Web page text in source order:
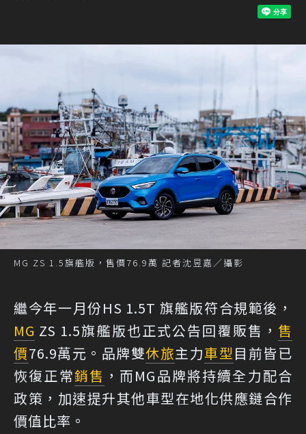
MG ZS 1.5旗艦版，售價76.9萬 記者沈昱嘉／攝影
繼今年一月份HS 1.5T 旗艦版符合規範後，
MG ZS 1.5旗艦版也正式公告回覆販售， 售
價76.9萬元。品牌雙休旅主力車型目前皆已
恢復正常銷售 ，而MG品牌將持續全力配合
政策，加速提升其他車型在地化供應鏈合作
價值比率。